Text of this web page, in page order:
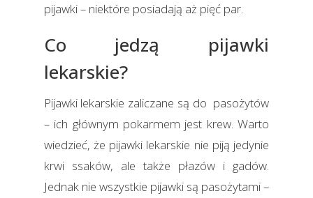
pijawki – niektóre posiadają aż pięć par.
Co jedzą pijawki
lekarskie?
Pijawki lekarskie zaliczane są do pasożytów
– ich głównym pokarmem jest krew. Warto
wiedzieć, że pijawki lekarskie nie piją jedynie
krwi ssaków, ale także płazów i gadów.
Jednak nie wszystkie pijawki są pasożytami –